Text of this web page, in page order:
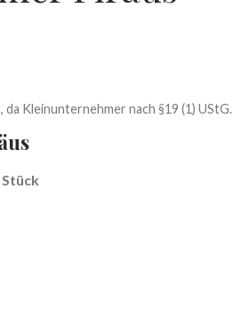
Kleinunternehmer nach §19 (1) UStG.